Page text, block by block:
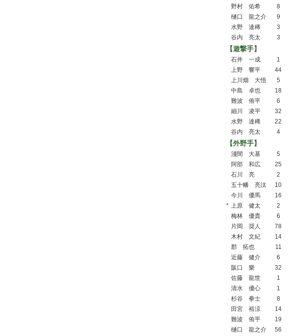
野村 佑希
8
樋口 龍之介
9
水野 達稀
3
谷内 亮太
3
【遊撃手】
石井 一成 1
上野 響平
44
上川畑 大悟
5
中島 卓也
18
難波 侑平
6
細川 凌平
32
水野 達稀
22
谷内 亮太
4
【外野手】
淺間 大基 5
阿部 和広
25
石川 亮
2
五十幡 亮汰
10
今川 優馬
16
* 上原 健太 2
梅林 優貴
6
片岡 奨人
78
木村 文紀
14
郡 拓也
11
近藤 健介
6
阪口 樂
32
佐藤 龍世
1
清水 優心
1
杉谷 拳士
8
田宮 裕涼
14
難波 侑平
19
樋口 龍之介
56